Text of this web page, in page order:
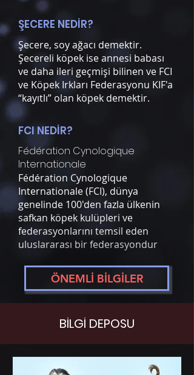
ŞECERE NEDİR?
Şecere, soy ağacı demektir.
Şecereli köpek ise annesi babası
ve daha ileri geçmişi bilinen ve FCI
ve Köpek Irkları Federasyonu KIF'a
“kayıtlı” olan köpek demektir.
FCI NEDİR?
Fédération Cynologique
Internationale
Fédération Cynologique
Internationale (FCI), dünya
genelinde 100'den fazla ülkenin
safkan köpek kulüpleri ve
federasyonlarını temsil eden
uluslararası bir federasyondur
ÖNEMLİ BİLGİLER
BİLGİ DEPOSU